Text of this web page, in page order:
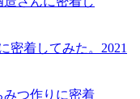
密着してみた。 2021